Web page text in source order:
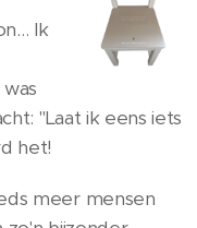
Ik
"Laat ik eens iets
het!
meer mensen